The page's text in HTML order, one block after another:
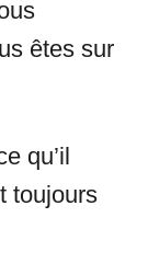
êtes sur
qu’il
toujours